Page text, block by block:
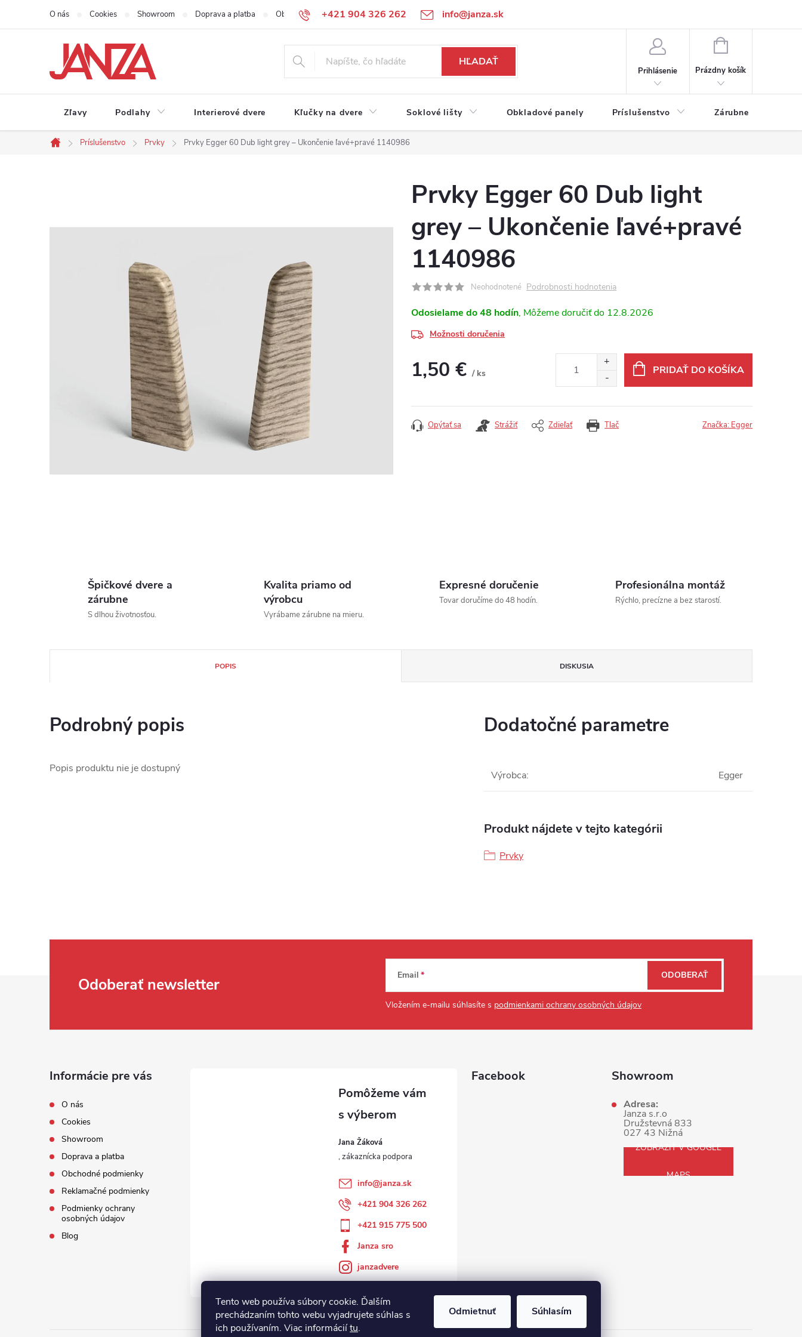
Tento web používa súbory cookie. Ďalším
prechádzaním tohto webu vyjadrujete súhlas s
ich používaním. Viac informáciítu.
Odmietnuť Súhlasím
Prejsť na obsah +421 904 326 262 info@janza.sk
O nás Cookies Showroom Doprava a platba Obchodné podmienky Reklamačné podmienky Podmienky ochrany osobných údajov
HĽADAŤ
Prihlásenie
NÁKUPNÝ KOŠÍK
Prázdny košík
Zľavy Podlahy Interierové dvere Kľučky na dvere Soklové lišty Obkladové panely Príslušenstvo Zárubne
Domov
Príslušenstvo Prvky Prvky Egger 60 Dub light grey – Ukončenie ľavé+pravé 1140986
Prvky Egger 60 Dub light
grey – Ukončenie ľavé+pravé
1140986
Neohodnotené Podrobnosti hodnotenia
Odosielame do 48 hodín 12.8.2026
Možnosti doručenia
1,50 € / ks
PRIDAŤ DO KOŠÍKA
Tlač
Opýtať sa Strážiť Zdieľať Značka: Egger
Špičkové dvere a
zárubne
S dlhou životnosťou.
Kvalita priamo od
výrobcu
Vyrábame zárubne na mieru.
Expresné doručenie
Tovar doručíme do 48 hodín.
Profesionálna montáž
Rýchlo, precízne a bez starostí.
POPIS DISKUSIA
Podrobný popis
Popis produktu nie je dostupný
Dodatočné parametre
Výrobca: Egger
Produkt nájdete v tejto kategórii
Prvky
Odoberať newsletter Email
Vložením e-mailu súhlasíte s podmienkami ochrany osobných údajov
ODOBERAŤ
Informácie pre vás
O nás
Cookies
Showroom
Doprava a platba
Obchodné podmienky
Reklamačné podmienky
Podmienky ochrany
osobných údajov
Blog
Jana Žáková
info@janza.sk
+421 904 326 262
+421 915 775 500
Janza sro
janzadvere
Facebook Showroom
Adresa:
Janza s.r.o
Družstevná 833
027 43 Nižná
ZOBRAZIŤ V GOOGLE
MAPS